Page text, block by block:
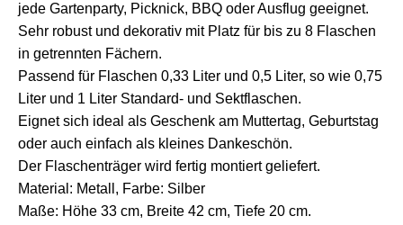
jede Gartenparty, Picknick, BBQ oder Ausflug geeignet.
Sehr robust und dekorativ mit Platz für bis zu 8 Flaschen
in getrennten Fächern.
Passend für Flaschen 0,33 Liter und 0,5 Liter, so wie 0,75
Liter und 1 Liter Standard- und Sektflaschen.
Eignet sich ideal als Geschenk am Muttertag, Geburtstag
oder auch einfach als kleines Dankeschön.
Der Flaschenträger wird fertig montiert geliefert.
Material: Metall, Farbe: Silber
Maße: Höhe 33 cm, Breite 42 cm, Tiefe 20 cm.